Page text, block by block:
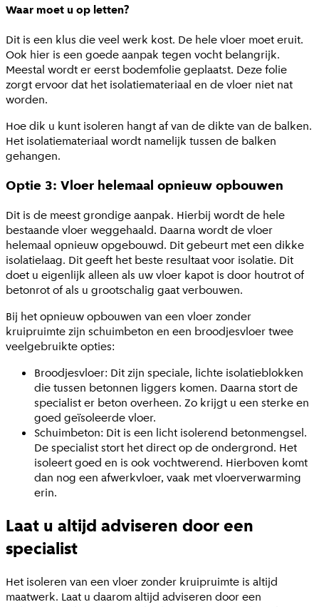
Waar moet u op letten?
Dit is een klus die veel werk kost. De hele vloer moet eruit.
Ook hier is een goede aanpak tegen vocht belangrijk.
Meestal wordt er eerst bodemfolie geplaatst. Deze folie
zorgt ervoor dat het isolatiemateriaal en de vloer niet nat
worden.
Hoe dik u kunt isoleren hangt af van de dikte van de balken.
Het isolatiemateriaal wordt namelijk tussen de balken
gehangen.
Optie 3: Vloer helemaal opnieuw opbouwen
Dit is de meest grondige aanpak. Hierbij wordt de hele
bestaande vloer weggehaald. Daarna wordt de vloer
helemaal opnieuw opgebouwd. Dit gebeurt met een dikke
isolatielaag. Dit geeft het beste resultaat voor isolatie. Dit
doet u eigenlijk alleen als uw vloer kapot is door houtrot of
betonrot of als u grootschalig gaat verbouwen.
Bij het opnieuw opbouwen van een vloer zonder
kruipruimte zijn schuimbeton en een broodjesvloer twee
veelgebruikte opties:
Broodjesvloer: Dit zijn speciale, lichte isolatieblokken
die tussen betonnen liggers komen. Daarna stort de
specialist er beton overheen. Zo krijgt u een sterke en
goed geïsoleerde vloer.
Schuimbeton: Dit is een licht isolerend betonmengsel.
De specialist stort het direct op de ondergrond. Het
isoleert goed en is ook vochtwerend. Hierboven komt
dan nog een afwerkvloer, vaak met vloerverwarming
erin.
Laat u altijd adviseren door een
specialist
Het isoleren van een vloer zonder kruipruimte is altijd
maatwerk. Laat u daarom altijd adviseren door een